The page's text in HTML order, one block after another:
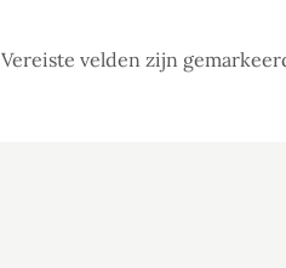
Vereiste velden zijn